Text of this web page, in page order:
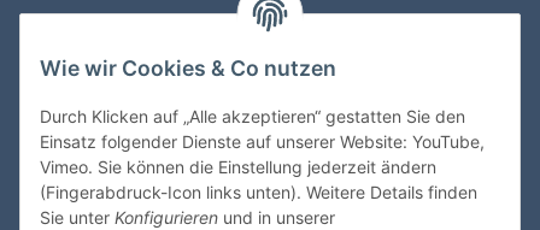
Wie wir Cookies & Co nutzen
Durch Klicken auf „Alle akzeptieren“ gestatten Sie den
Einsatz folgender Dienste auf unserer Website: YouTube,
Vimeo. Sie können die Einstellung jederzeit ändern
(Fingerabdruck-Icon links unten). Weitere Details finden
Sie unter Konfigurieren und in unserer
Gesetzliche Informationen
Zahlungsmöglichkeiten